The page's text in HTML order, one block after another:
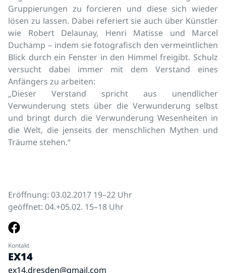
Gruppierungen zu forcieren und diese sich wieder
lösen zu lassen. Dabei referiert sie auch über Künstler
wie Robert Delaunay, Henri Matisse und Marcel
Duchamp – indem sie fotografisch den vermeintlichen
Blick durch ein Fenster in den Himmel freigibt. Schulz
versucht dabei immer mit dem Verstand eines
Anfängers zu arbeiten:
„Dieser Verstand spricht aus unendlicher
Verwunderung stets über die Verwunderung selbst
und bringt durch die Verwunderung Wesenheiten in
die Welt, die jenseits der menschlichen Mythen und
Träume stehen.“
Eröffnung: 03.02.2017 19–22 Uhr
geöffnet: 04.+05.02. 15–18 Uhr
Kontakt
EX14
ex14.dresden@gmail.com